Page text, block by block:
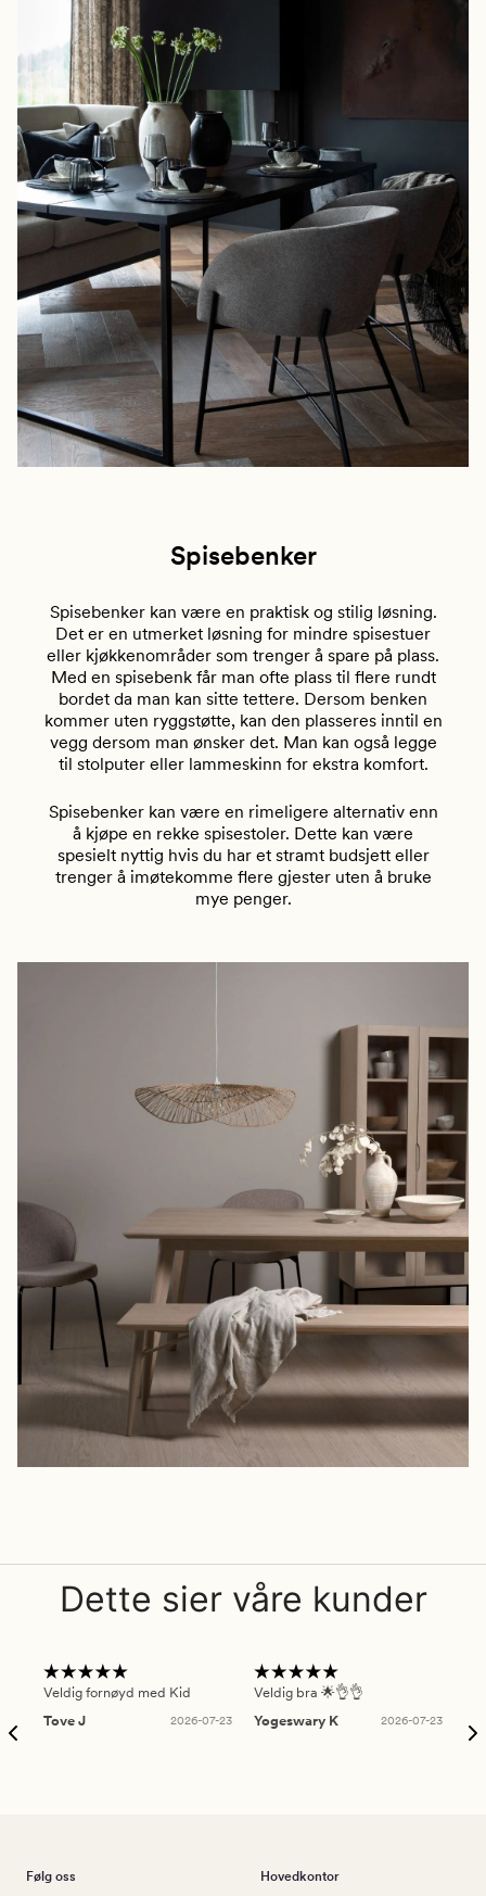
Spisebenker
Spisebenker kan være en praktisk og stilig løsning.
Det er en utmerket løsning for mindre spisestuer
eller kjøkkenområder som trenger å spare på plass.
Med en spisebenk får man ofte plass til flere rundt
bordet da man kan sitte tettere. Dersom benken
kommer uten ryggstøtte, kan den plasseres inntil en
vegg dersom man ønsker det. Man kan også legge
til stolputer eller lammeskinn for ekstra komfort.
Spisebenker kan være en rimeligere alternativ enn
å kjøpe en rekke spisestoler. Dette kan være
spesielt nyttig hvis du har et stramt budsjett eller
trenger å imøtekomme flere gjester uten å bruke
mye penger.
Dette sier våre kunder
Veldig fornøyd med Kid
Tove J
2026-07-23
Veldig bra 🌟👌👌
Yogeswary K
2026-07-23
Følg oss Hovedkontor